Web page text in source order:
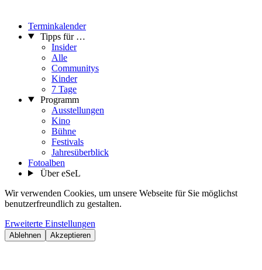
Terminkalender
Tipps für …
Insider
Alle
Communitys
Kinder
7 Tage
Programm
Ausstellungen
Kino
Bühne
Festivals
Jahresüberblick
Fotoalben
Über eSeL
Wir verwenden Cookies, um unsere Webseite für Sie möglichst
benutzerfreundlich zu gestalten.
Erweiterte Einstellungen
Ablehnen Akzeptieren